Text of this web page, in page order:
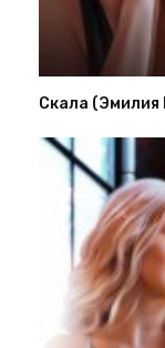
Скала (Эмилия